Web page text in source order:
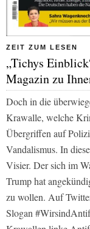
ZEIT ZUM LESEN
„Tichys
Magazin zu
Doch in die
Krawalle, welche
Übergriffen auf
Vandalismus. In
Visier. Der sich im
Trump hat
zu wollen. Auf
Slogan